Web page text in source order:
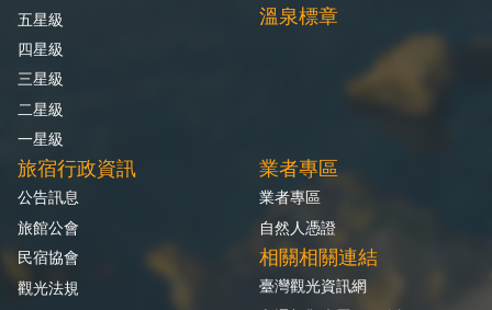
五星級
四星級
三星級
二星級
一星級
溫泉標章
旅宿行政資訊
公告訊息
旅館公會
民宿協會
觀光法規
業者專區
業者專區
自然人憑證
相關相關連結
臺灣觀光資訊網